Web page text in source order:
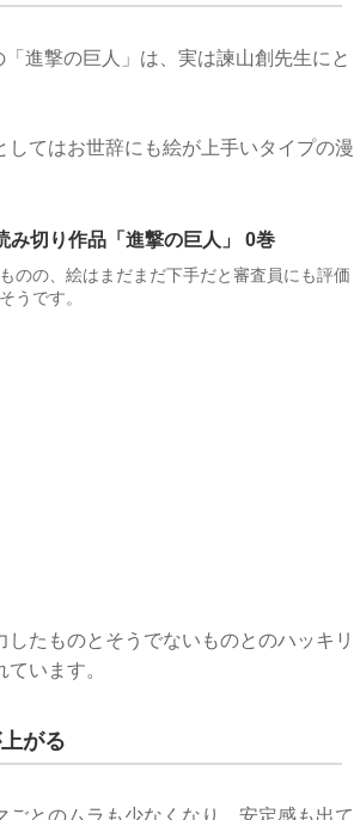
進撃の巨人」は、実は諫山創先生にと
てはお世辞にも絵が上手いタイプの漫
み切り作品「進撃の巨人」 0巻
のの、絵はまだまだ下手だと審査員にも評価
うです。
たものとそうでないものとのハッキリ
います。
がる
とのムラも少なくなり、安定感も出て